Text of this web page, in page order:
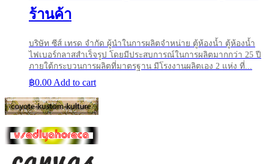
ร้านค้า
บริษัท ซีส์ เทรด จำกัด ผู้นำในการผลิตจำหน่าย ตู้ห้องน้ำ ตู้ห้องน้ำ
ไฟเบอร์กลาสสำเร็จรูป โดยมีประสบการณ์ในการผลิตมากกว่า 25 ปี
ภายใต้กระบวนการผลิตที่มาตรฐาน มีโรงงานผลิตเอง 2 แห่ง ที่...
฿0.00 Add to cart